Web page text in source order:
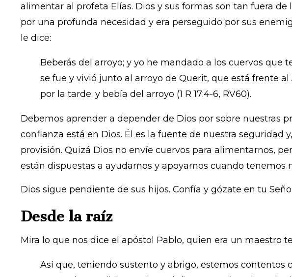
alimentar al profeta Elías. Dios y sus formas son tan fuera
por una profunda necesidad y era perseguido por sus
le dice:
Beberás del arroyo; y yo he mandado a los cuervos que
se fue y vivió junto al arroyo de Querit, que está frente
por la tarde; y bebía del arroyo (1 R 17:4-6, RV60).
Debemos aprender a depender de Dios por sobre nuestras
confianza está en Dios. Él es la fuente de nuestra seguridad
provisión. Quizá Dios no envíe cuervos para alimentarnos,
están dispuestas a ayudarnos y apoyarnos cuando tenemos
Dios sigue pendiente de sus hijos. Confía y gózate en tu
Desde la raíz
Mira lo que nos dice el apóstol Pablo, quien era un maestro
Así que, teniendo sustento y abrigo, estemos contentos